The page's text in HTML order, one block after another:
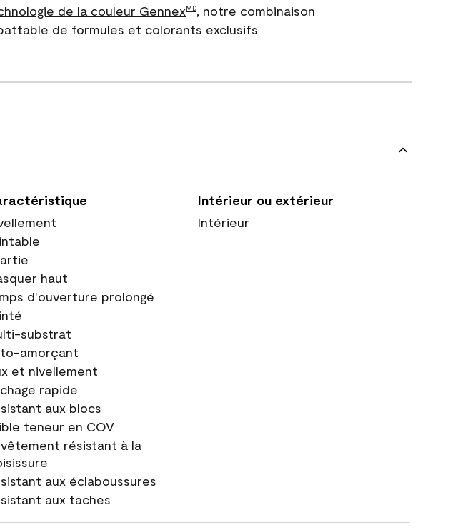
de la couleur GennexMD, notre combinaison
de formules et colorants exclusifs
haut
d'ouverture prolongé
substrat
amorçant
et nivellement
rapide
aux blocs
teneur en COV
résistant à la
aux éclaboussures
aux taches
Intérieur ou extérieur
Intérieur